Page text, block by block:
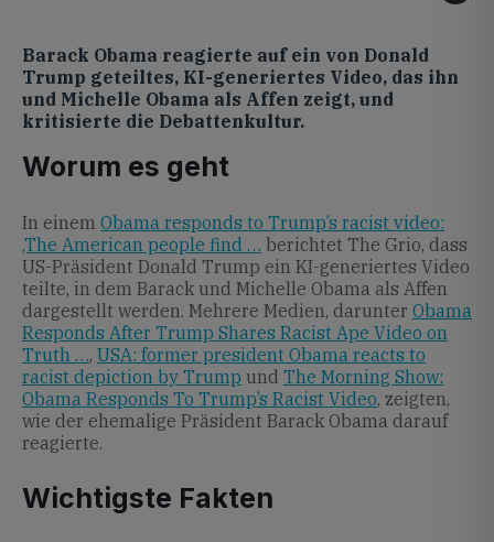
Barack Obama reagierte auf ein von Donald
Trump geteiltes, KI-generiertes Video, das ihn
und Michelle Obama als Affen zeigt, und
kritisierte die Debattenkultur.
Worum es geht
In einem Obama responds to Trump’s racist video:
‚The American people find … berichtet The Grio, dass
US-Präsident Donald Trump ein KI-generiertes Video
teilte, in dem Barack und Michelle Obama als Affen
dargestellt werden. Mehrere Medien, darunter Obama
Responds After Trump Shares Racist Ape Video on
Truth …, USA: former president Obama reacts to
racist depiction by Trump und The Morning Show:
Obama Responds To Trump’s Racist Video, zeigten,
wie der ehemalige Präsident Barack Obama darauf
reagierte.
Wichtigste Fakten